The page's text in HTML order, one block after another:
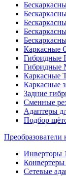
Каркасные
Гибридные
Гибридные
Каркасные
Каркасные
Задние
Сменные
Адаптеры
Подбор
Преобразователи
Инверторы
Сетевые